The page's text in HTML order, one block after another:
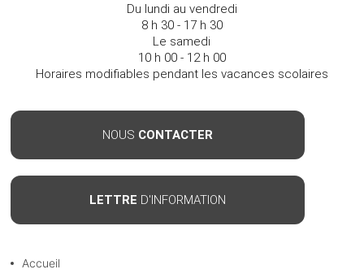
Du lundi au vendredi
8 h 30 - 17 h 30
Le samedi
10 h 00 - 12 h 00
Horaires modifiables pendant les vacances scolaires
NOUS CONTACTER
LETTRE D'INFORMATION
Accueil